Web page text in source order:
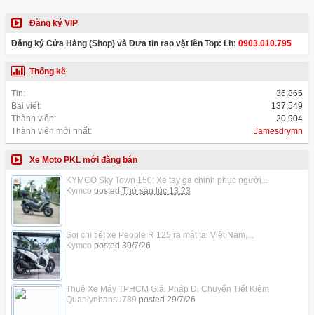
Đăng ký VIP
Đăng ký Cửa Hàng (Shop) và Đưa tin rao vặt lên Top: Lh: 0903.010.795
Thống kê
Tin:
36,865
Bài viết:
137,549
Thành viên:
20,904
Thành viên mới nhất:
Jamesdrymn
Xe Moto PKL mới đăng bán
KYMCO Sky Town 150: Xe tay ga chinh phục người...
Kymco posted Thứ sáu lúc 13:23
Soi chi tiết xe People R 125 ra mắt tại Việt Nam,...
Kymco posted 30/7/26
Thuê Xe Máy TPHCM Giải Pháp Di Chuyển Tiết Kiệm
Quanlynhansu789 posted 29/7/26